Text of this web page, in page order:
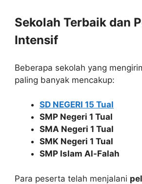
Sekolah Terbaik dan
Intensif
Beberapa sekolah yang
paling banyak mencakup:
SD NEGERI 15 Tual
SMP Negeri 1 Tual
SMA Negeri 1 Tual
SMK Negeri 1 Tual
SMP Islam Al-Falah
Para peserta telah menjalani